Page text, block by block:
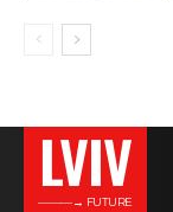
LVIV
———→ FUTURE